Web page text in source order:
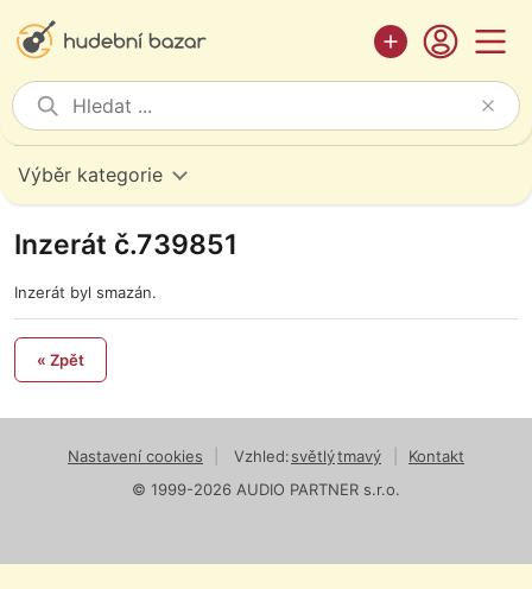
Výběr kategorie
Inzerát č.739851
Inzerát byl smazán.
« Zpět
Nastavení cookies Vzhled:světlýtmavý
Kontakt
© 1999-2026 AUDIO PARTNER s.r.o.